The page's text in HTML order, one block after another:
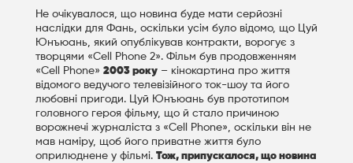
Не очікувалося, що новина буде мати серйозні
наслідки для Фань, оскільки усім було відомо, що Цуй
Юнъюань, який опублікував контракти, ворогує з
творцями «Cell Phone 2». Фільм був продовженням
«Cell Phone» 2003 року– кінокартина про життя
відомого ведучого телевізійного ток-шоу та його
любовні пригоди. Цуй Юнъюань був прототипом
головного героя фільму, що й стало причиною
ворожнечі журналіста з «Cell Phone», оскільки він не
мав наміру, щоб його приватне життя було
оприлюднене у фільмі. Тож, припускалося, що новина